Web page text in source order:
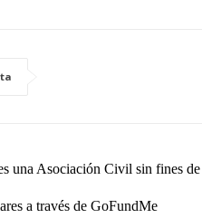
una Asociación Civil sin fines
a través de GoFundMe